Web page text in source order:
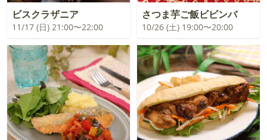
ビスクラザニア
11/17 (日) 21:00〜22:00
さつま芋ご飯ビビンバ
10/26 (土) 19:00〜20:00